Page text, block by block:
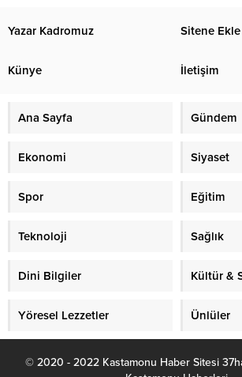
Yazar Kadromuz Sitene Ekle
Künye İletişim
Ana Sayfa Gündem
Ekonomi Siyaset
Spor Eğitim
Teknoloji Sağlık
Dini Bilgiler Kültür &
Yöresel Lezzetler Ünlüler
© 2020 - 2022 Kastamonu Haber Sitesi